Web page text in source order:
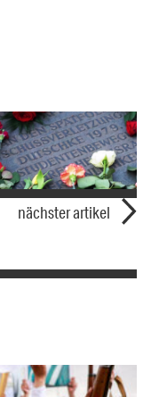
nächster artikel